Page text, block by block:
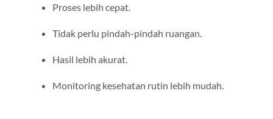
Proses lebih cepat.
Tidak perlu pindah-pindah ruangan.
Hasil lebih akurat.
Monitoring kesehatan rutin lebih mudah.